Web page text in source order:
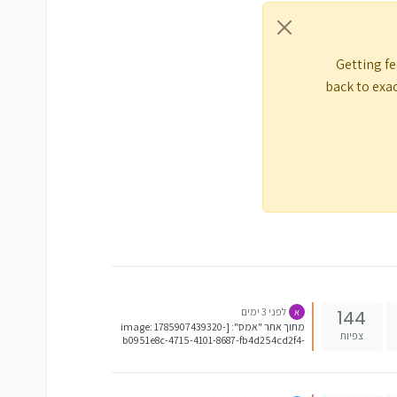
Getting
back to
144
צפיות
א
לפני 3 ימים
מתוך אתר "אמס": [image: 1785907439320-
b0951e8c-4715-4101-8687-fb4d254cd2f4-